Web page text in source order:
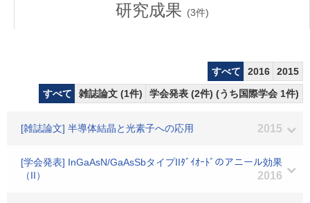
研究成果 (3件)
すべて 2016
2015
すべて
雑誌論文 (1件) 学会発表 (2件) (うち国際学会 1件)
[雑誌論文] 半導体結晶と光素子への応用 2015
[学会発表] InGaAsN/GaAsSbタイプIIﾀﾞｲｵｰﾄﾞのアニール効果
（II）
2016